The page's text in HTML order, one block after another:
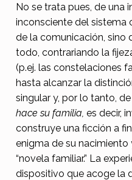
No se trata pues, de una
inconsciente del sistema
de la comunicación, sino
todo, contrariando la
(p.ej. las constelaciones
hasta alcanzar la
singular y, por lo tanto,
hace su familia, es decir,
construye una ficción a
enigma de su nacimiento
“novela familiar.” La
dispositivo que acoge la